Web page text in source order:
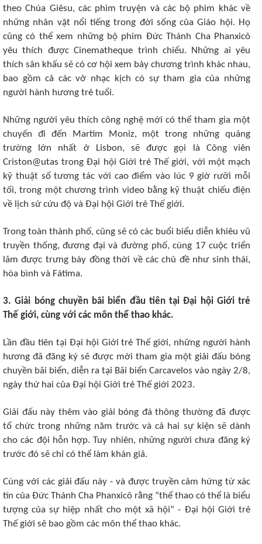
theo Chúa Giêsu, các phim truyện và các bộ phim khác về
những nhân vật nổi tiếng trong đời sống của Giáo hội. Họ
cũng có thể xem những bộ phim Đức Thánh Cha Phanxicô
yêu thích được Cinematheque trình chiếu. Những ai yêu
thích sân khấu sẽ có cơ hội xem bảy chương trình khác nhau,
bao gồm cả các vở nhạc kịch có sự tham gia của những
người hành hương trẻ tuổi.
Những người yêu thích công nghệ mới có thể tham gia một
chuyến đi đến Martim Moniz, một trong những quảng
trường lớn nhất ở Lisbon, sẽ được gọi là Công viên
Criston@utas trong Đại hội Giới trẻ Thế giới, với một mạch
kỹ thuật số tương tác với cao điểm vào lúc 9 giờ rưỡi mỗi
tối, trong một chương trình video bằng kỹ thuật chiếu điện
về lịch sử cứu độ và Đại hội Giới trẻ Thế giới.
Trong toàn thành phố, cũng sẽ có các buổi biểu diễn khiêu vũ
truyền thống, đương đại và đường phố, cùng 17 cuộc triển
lãm được trưng bày đồng thời về các chủ đề như sinh thái,
hòa bình và Fátima.
3. Giải bóng chuyền bãi biển đầu tiên tại Đại hội Giới trẻ
Thế giới, cùng với các môn thể thao khác.
Lần đầu tiên tại Đại hội Giới trẻ Thế giới, những người hành
hương đã đăng ký sẽ được mời tham gia một giải đấu bóng
chuyền bãi biển, diễn ra tại Bãi biển Carcavelos vào ngày 2/8,
ngày thứ hai của Đại hội Giới trẻ Thế giới 2023.
Giải đấu này thêm vào giải bóng đá thông thường đã được
tổ chức trong những năm trước và cả hai sự kiện sẽ dành
cho các đội hỗn hợp. Tuy nhiên, những người chưa đăng ký
trước đó sẽ chỉ có thể làm khán giả.
Cùng với các giải đấu này - và được truyền cảm hứng từ xác
tín của Đức Thánh Cha Phanxicô rằng “thể thao có thể là biểu
tượng của sự hiệp nhất cho một xã hội” - Đại hội Giới trẻ
Thế giới sẽ bao gồm các môn thể thao khác.